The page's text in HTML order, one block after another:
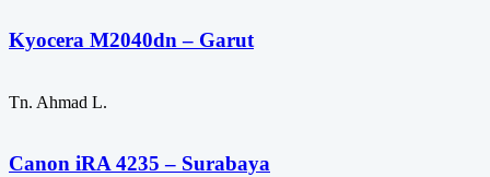
Kyocera M2040dn – Garut
Tn. Ahmad L.
Canon iRA 4235 – Surabaya